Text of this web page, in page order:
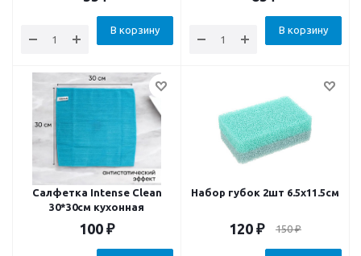
В корзину В корзину
Салфетка Intense Clean
30*30см кухонная
100 ₽
Набор губок 2шт 6.5х11.5см
120 ₽ 150₽